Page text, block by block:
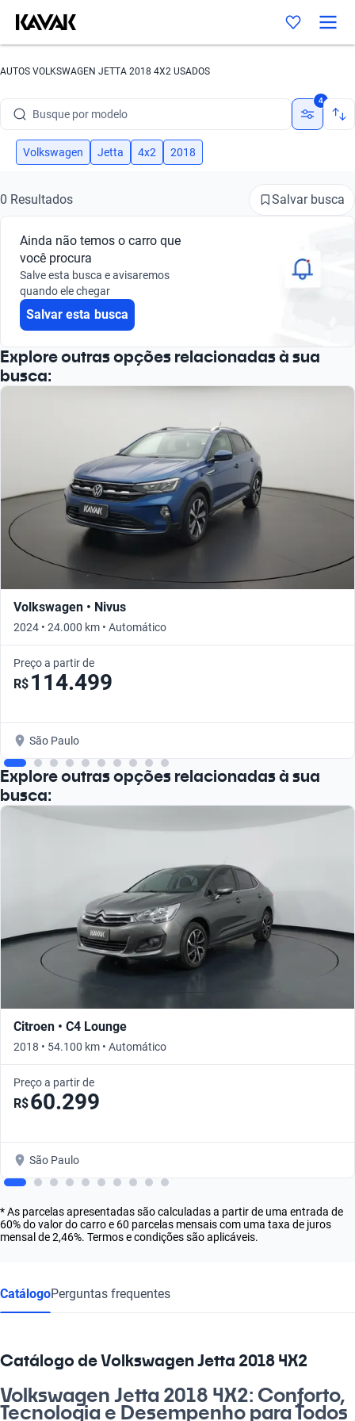
AUTOS VOLKSWAGEN JETTA 2018 4X2 USADOS
Busque por modelo
Busque por versão
Busque por marca
Busque por modelo
Busque por versão
4
Volkswagen Jetta 4x2 2018
0 Resultados Salvar busca
Ainda não temos o carro que
você procura
Salve esta busca e avisaremos
quando ele chegar
Salvar esta busca
Explore outras opções relacionadas à sua
busca:
Volkswagen • Nivus
2024 • 24.000 km • Automático
Preço a partir de
R$ 114.499
São Paulo
Explore outras opções relacionadas à sua
busca:
Citroen • C4 Lounge
2018 • 54.100 km • Automático
Preço a partir de
R$60.299
São Paulo
* As parcelas apresentadas são calculadas a partir de uma entrada de
60% do valor do carro e 60 parcelas mensais com uma taxa de juros
mensal de 2,46%. Termos e condições são aplicáveis.
CatálogoPerguntas frequentes
Catálogo de Volkswagen Jetta 2018 4X2
Volkswagen Jetta 2018 4X2: Conforto,
Tecnologia e Desempenho para Todos